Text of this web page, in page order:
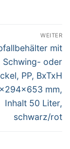
WEITER
mit
Schwing- oder
PP, BxTxH
mm,
Inhalt 50 Liter,
schwarz/rot